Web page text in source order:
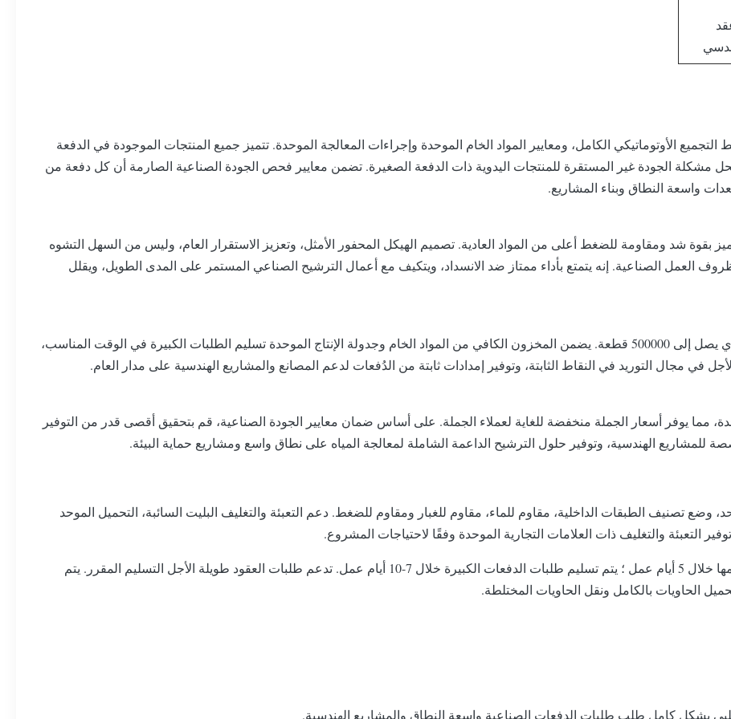
الأوتوماتيكي الكامل، ومعايير المواد الخام الموحدة وإجراءات المعالجة الموحدة. تتميز جميع المنتجات الموجودة في الدفعة
الجودة غير المستقرة للمنتجات اليدوية ذات الدفعة الصغيرة. تضمن معايير فحص الجودة الصناعية الصارمة أن كل دفعة من
واسعة النطاق وبناء المشاريع.
بقوة شد ومقاومة للضغط أعلى من المواد العادية. تصميم الهيكل المحفور الأمثل، وتعزيز الاستقرار العام، وليس من السهل التشوه
العمل الصناعية. إنه يتمتع بأداء ممتاز ضد الانسداد، ويتكيف مع أعمال الترشيح الصناعي المستمر على المدى الطويل، ويقلل
المصنع لديه قاعدة إنتاج الحفر الصناعي كاملة، مع إنتاج شهري يصل إلى 500000 قطعة. يضمن المخزون الكافي من المواد الخام وجدولة الإنتاج الموحدة تسليم الطلبات الكبيرة في الوقت المناسب،
مجال التوريد في النقاط الثابتة، وتوفير إمدادات ثابتة من الدُفعات لدعم المصانع والمشاريع الهندسية على مدار العام.
مما يوفر أسعار الجملة منخفضة للغاية لعملاء الجملة. على أساس ضمان معايير الجودة الصناعية، قم بتحقيق أقصى قدر من التوفير
الهندسية، وتوفير حلول الترشيح الداعمة الشاملة لمعالجة المياه على نطاق واسع ومشاريع حماية البيئة.
تصنيف الطبقات الداخلية، مقاوم للماء، مقاوم للغبار ومقاوم للضغط. دعم التعبئة والتغليف البليت السائبة، التحميل الموحد
التعبئة والتغليف ذات العلامات التجارية الموحدة وفقًا لاحتياجات المشروع.
: طلبات دفعة صغيرة ضمن 500 قطعة يتم تسليمها خلال 5 أيام عمل ؛ يتم تسليم طلبات الدفعات الكبيرة خلال 7-10 أيام عمل. تدعم طلبات العقود طويلة الأجل التسليم المقرر. يتم
الحاويات بالكامل ونقل الحاويات المختلطة.